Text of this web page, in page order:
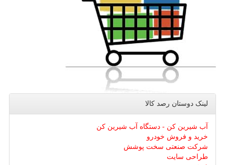
لینک دوستان رصد كالا
آب شیرین کن - دستگاه آب شیرین کن
خرید و فروش خودرو
شرکت صنعتی سخت پوشش
طراحی سایت